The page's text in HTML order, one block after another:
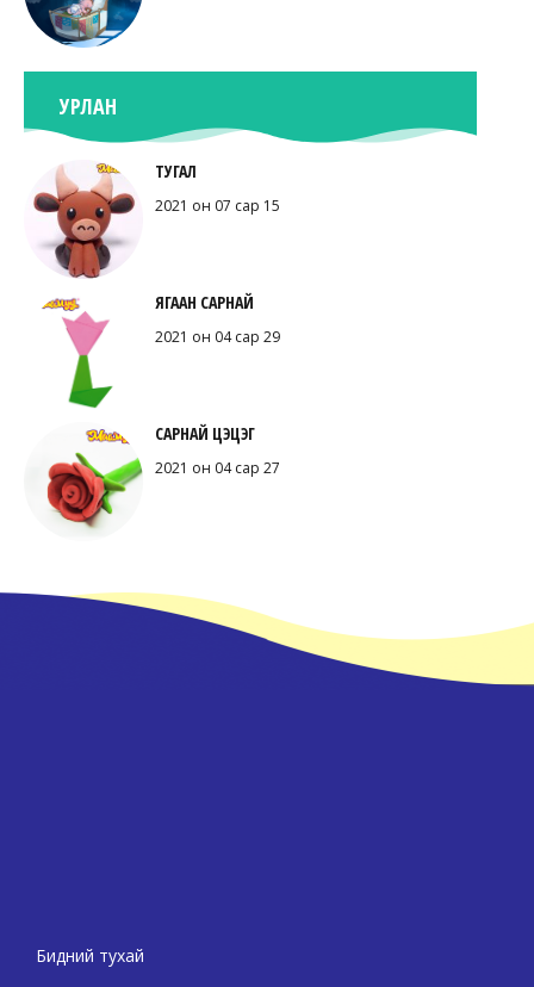
УРЛАН
ТУГАЛ
2021 он 07 сар 15
ЯГААН САРНАЙ
2021 он 04 сар 29
САРНАЙ ЦЭЦЭГ
2021 он 04 сар 27
Бидний тухай